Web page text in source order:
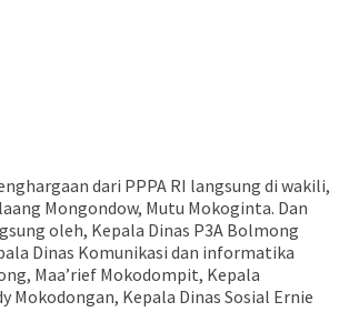
dari PPPA RI langsung di wakili,
Mongondow, Mutu Mokoginta. Dan
oleh, Kepala Dinas P3A Bolmong
Dinas Komunikasi dan informatika
Maa’rief Mokodompit, Kepala
Mokodongan, Kepala Dinas Sosial Ernie